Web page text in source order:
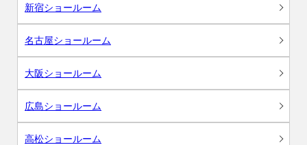
新宿ショールーム
名古屋ショールーム
大阪ショールーム
広島ショールーム
高松ショールーム